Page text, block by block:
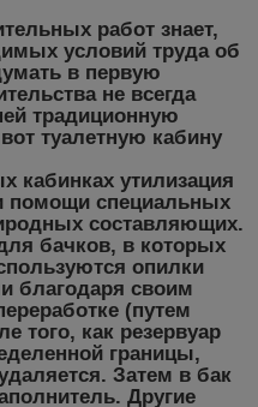
работ знает,
условий труда об
в первую
не всегда
традиционную
туалетную кабину
кабинках утилизация
помощи специальных
составляющих.
бачков, в которых
опилки
благодаря своим
(путем
того, как резервуар
границы,
Затем в бак
Другие